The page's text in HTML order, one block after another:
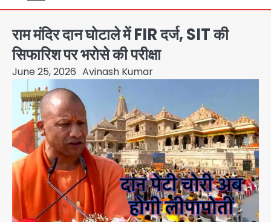
राम मंदिर दान घोटाले में FIR दर्ज, SIT की
सिफारिश पर भरोसे की परीक्षा
June 25, 2026 Avinash Kumar